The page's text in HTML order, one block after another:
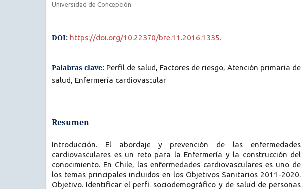
Universidad de Concepción
DOI: https://doi.org/10.22370/bre.11.2016.1335.
Palabras clave: Perfil de salud, Factores de riesgo, Atención primaria de
salud, Enfermería cardiovascular
Resumen
Introducción. El abordaje y prevención de las enfermedades
cardiovasculares es un reto para la Enfermería y la construcción del
conocimiento. En Chile, las enfermedades cardiovasculares es uno de
los temas principales incluidos en los Objetivos Sanitarios 2011-2020.
Objetivo. Identificar el perfil sociodemográfico y de salud de personas